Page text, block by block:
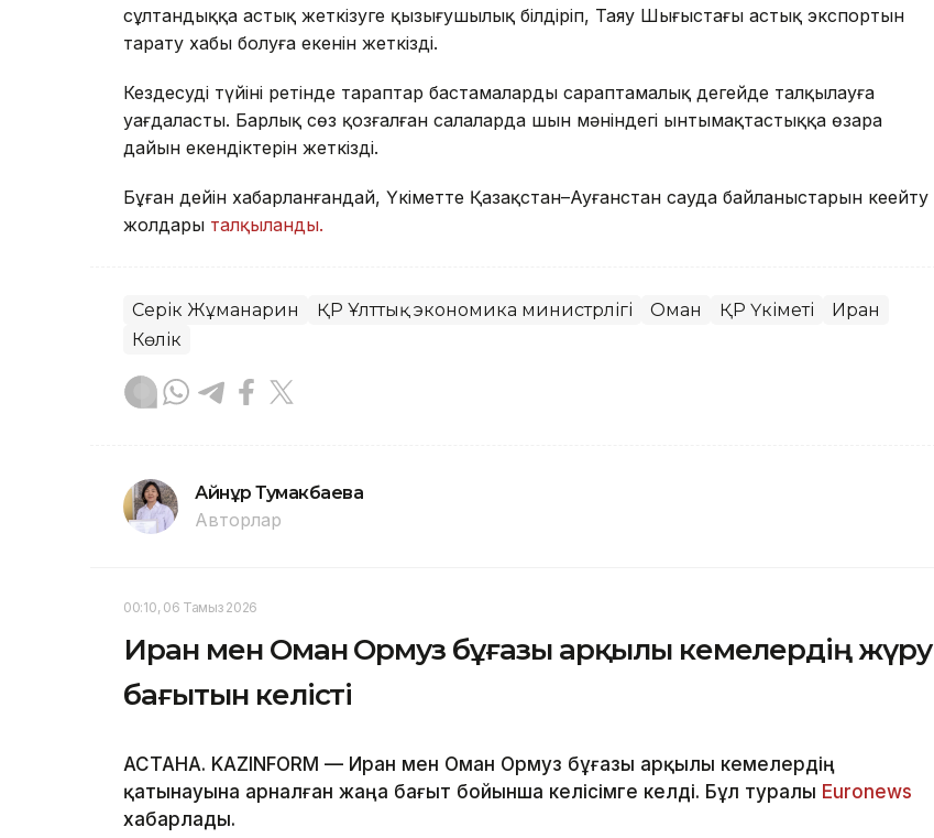
сұлтандыққа астық жеткізуге қызығушылық білдіріп, Таяу Шығыстағы астық экспортын
тарату хабы болуға екенін жеткізді.
Кездесудің түйіні ретінде тараптар бастамаларды сараптамалық деңгейде талқылауға
уағдаласты. Барлық сөз қозғалған салаларда шын мәніндегі ынтымақтастыққа өзара
дайын екендіктерін жеткізді.
Бұған дейін хабарланғандай, Үкіметте Қазақстан–Ауғанстан сауда байланыстарын кеңейту
жолдары талқыланды.
Серік Жұманғарин ҚР Ұлттық экономика министрлігі Оман ҚР Үкіметі
Иран
Көлік
Айнұр Тумакбаева
Авторлар
00:10, 06 Тамыз 2026
Иран мен Оман Ормуз бұғазы арқылы кемелердің жүру
бағытын келісті
АСТАНА. KAZINFORM — Иран мен Оман Ормуз бұғазы арқылы кемелердің
қатынауына арналған жаңа бағыт бойынша келісімге келді. Бұл туралы Euronews
хабарлады.